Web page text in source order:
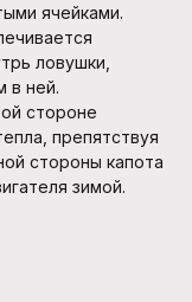
ячейками.
ловушки,
в ней.
стороне
препятствуя
стороны капота
зимой.